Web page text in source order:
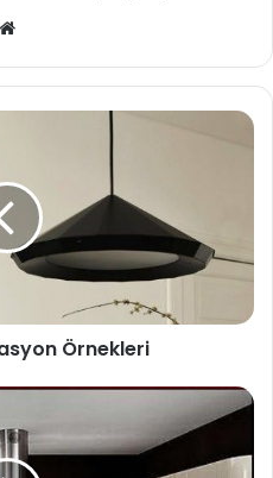
sit
esi
Örnekleri